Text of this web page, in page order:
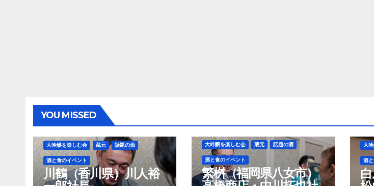
YOU MISSED
大吟醸を楽しむ会 蔵元 話題の酒
酒と食のイベント
川鶴（香川県）川人裕
大吟醸を楽しむ会 蔵元 話題の酒
酒と食のイベント
繁桝（福岡県八女市）
大
酒